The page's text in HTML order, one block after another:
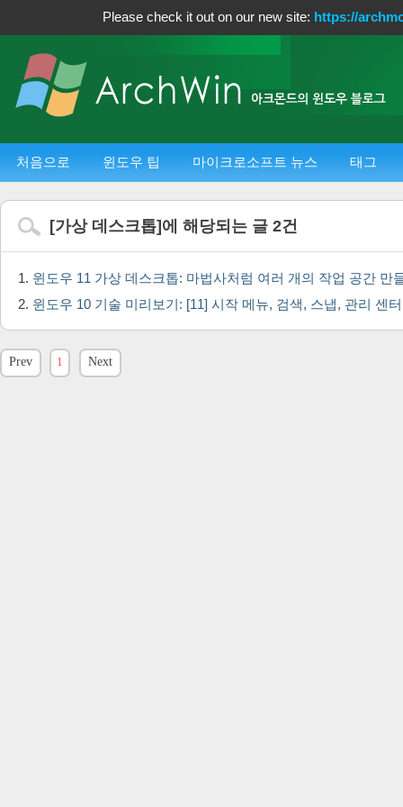
Please check it out on our new site: https://
처음으로 윈도우 팁 마이크로소프트 뉴스 태그
[가상 데스크톱]에 해당되는 글 2건
윈도우 11 가상 데스크톱: 마법사처럼 여러 개의 작업 공간 만
윈도우 10 기술 미리보기: [11] 시작 메뉴, 검색, 스냅, 관리 센
Prev 1 Next